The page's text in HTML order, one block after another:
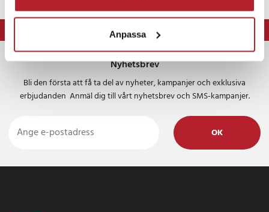
Anpassa
⭐ 365 dagars öppet köp
Nyhetsbrev
Bli den första att få ta del av nyheter, kampanjer och exklusiva
erbjudanden Anmäl dig till vårt nyhetsbrev och SMS-kampanjer.
OK